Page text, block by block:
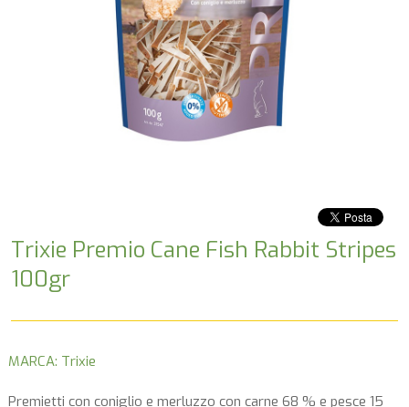
Trixie Premio Cane Fish Rabbit Stripes
100gr
MARCA: Trixie
Premietti con coniglio e merluzzo con carne 68 % e pesce 15